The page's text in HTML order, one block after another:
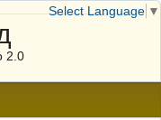
2.0
Select Language ▼